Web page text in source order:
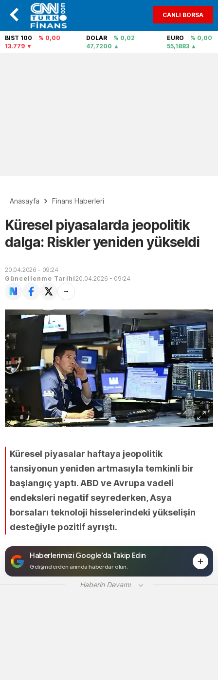
CANLI BORSA
BIST 100
% 0,00
13.779
DOLAR
% 0,02
47,7200
EURO
% 0,00
55,1883
Anasayfa Finans Haberleri
Küresel piyasalarda jeopolitik
dalga: Riskler yeniden yükseldi
20.04.2026 - 09:24
Güncellenme Tarihi20.04.2026 - 09:24
Küresel piyasalar haftaya jeopolitik
tansiyonun yeniden artmasıyla temkinli bir
başlangıç yaptı. ABD ve Avrupa vadeli
endeksleri negatif seyrederken, Asya
borsaları teknoloji hisselerindeki yükselişin
desteğiyle pozitif ayrıştı.
Haberlerimizi Google’da Takip Edin
Gelişmelerden anında haberdar olun.
Haberin Devamı